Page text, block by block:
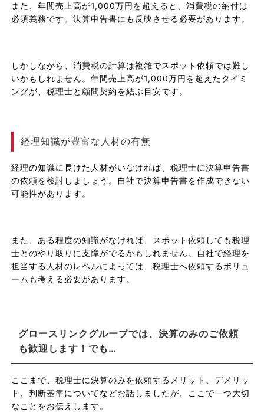
また、年間売上高が1,000万円を超えると、消費税の納付は
必須義務です。決算申告書にも反映させる必要があります。
しかしながら、消費税の計算は複雑でスポット依頼では難し
いかもしれません。年間売上高が1,000万円を超えたタイミ
ングが、税理士と顧問契約を結ぶ目安です。
経理知識が豊富な人材の有無
経理の知識に長けた人材がいなければ、税理士に決算申告書
の依頼を検討しましょう。自社で決算申告書を作成できない
可能性があります。
また、ある程度の知識がなければ、スポット依頼しても税理
士とのやり取りに支障がでるかもしれません。自社で経理を
担当する人材のレベルによっては、税理士へ依頼するボリュ
ームも考える必要があります。
グロースリンクグループでは、決算のみのご依頼
も歓迎します！でも…
ここまで、税理士に決算のみを依頼するメリット、デメリッ
ト、判断基準についてなどお話しましたが、ここで一つ大切
なことをお伝えします。